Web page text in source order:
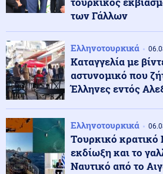
Κόσμος 06.08.2026 - 23:07
Ξεκινά δελτίο νερού στο
ξηρασίας
Κοινωνία 06.08.2026 - 23:06
Διατάχθηκε ΕΔΕ για τους
εμπλέκονται στην υπόθεση
Κόσμος 06.08.2026 - 23:04
Τουρκία: Σχέδιο διάσωσης για
μοναστήρια της
των Γάλλων
Ελληνοτουρκικά
Καταγγελία με
αστυνομικό που
Έλληνες εντός
Ελληνοτουρκικά
Tουρκικό
εκδίωξη και το
Ναυτικό από το